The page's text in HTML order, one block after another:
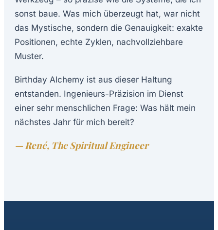
sonst baue. Was mich überzeugt hat, war nicht
das Mystische, sondern die Genauigkeit: exakte
Positionen, echte Zyklen, nachvollziehbare
Muster.
Birthday Alchemy ist aus dieser Haltung
entstanden. Ingenieurs-Präzision im Dienst
einer sehr menschlichen Frage: Was hält mein
nächstes Jahr für mich bereit?
— René, The Spiritual Engineer